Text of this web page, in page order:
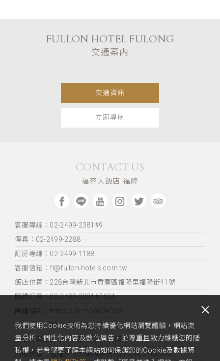
FULLON HOTEL FULONG
交通案内
交通資訊
立即導航
CONTACT US
福容大飯店 福隆
客服專線：02-2499-2381#9
傳真：02-2499-2288
訂房專線：02-2499-1188
客服信箱：fl@fullon-hotels.com.tw
飯店位置： 228台灣新北市貢寮區福隆里福隆街41號
團體訂房：02-2499-2381#7434
團體諮詢：https://lin.ee/WQIA1wF
訂席分機：02-2499-2381#7361
旅宿業登記證號：交觀業字第1405號
抬頭統編：福隆貝悅大飯店股份有限公司 27669595
我們使用Cookie技術為您持續優化網站瀏覽體驗，網站流
量分析、個性化內容及數位廣告，並尊重且致力維護您的隱
私權，若希望更了解本網站如何保護您的Cookie及數據資